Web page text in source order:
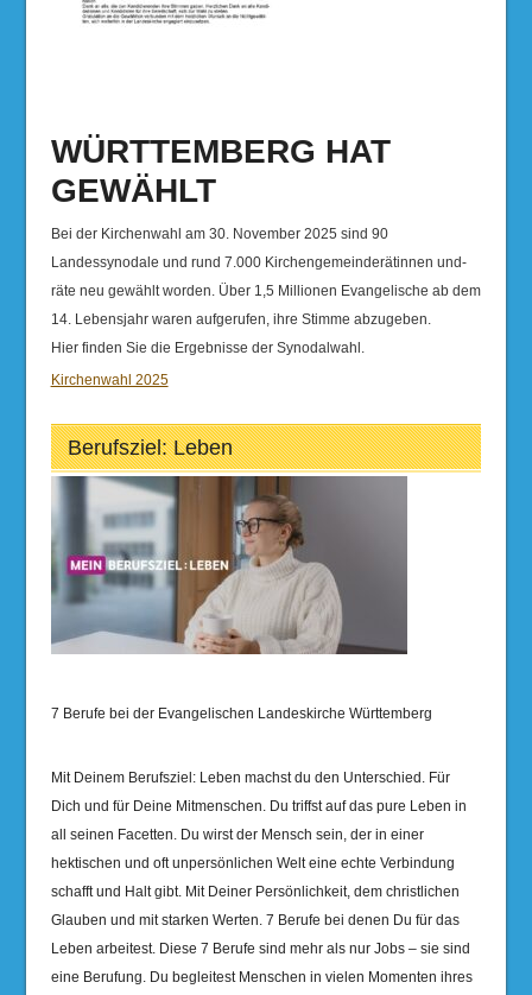
WÜRTTEMBERG HAT
GEWÄHLT
Bei der Kirchenwahl am 30. November 2025 sind 90
Landessynodale und rund 7.000 Kirchengemeinderätinnen und-
räte neu gewählt worden. Über 1,5 Millionen Evangelische ab dem
14. Lebensjahr waren aufgerufen, ihre Stimme abzugeben.
Hier finden Sie die Ergebnisse der Synodalwahl.
Kirchenwahl 2025
Berufsziel: Leben
7 Berufe bei der Evangelischen Landeskirche Württemberg
Mit Deinem Berufsziel: Leben machst du den Unterschied. Für
Dich und für Deine Mitmenschen. Du triffst auf das pure Leben in
all seinen Facetten. Du wirst der Mensch sein, der in einer
hektischen und oft unpersönlichen Welt eine echte Verbindung
schafft und Halt gibt. Mit Deiner Persönlichkeit, dem christlichen
Glauben und mit starken Werten. 7 Berufe bei denen Du für das
Leben arbeitest. Diese 7 Berufe sind mehr als nur Jobs – sie sind
eine Berufung. Du begleitest Menschen in vielen Momenten ihres